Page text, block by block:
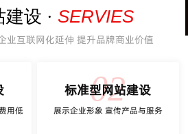
设 · SERVIES
业互联网化延伸 提升品牌商业价值
用低
02
标准型网站建设
展示企业形象 宣传产品与服务